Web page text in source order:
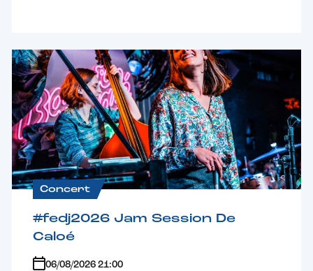
Concert
#fedj2026 Jam Session De
Caloé
06/08/2026 21:00